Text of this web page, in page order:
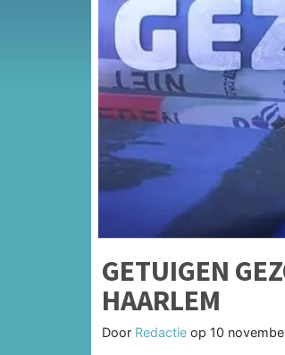
GETUIGEN
HAARLEM
Door Redactie op 10